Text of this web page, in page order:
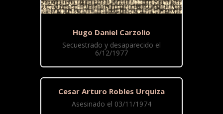
Hugo Daniel Carzolio
Secuestrado y desaparecido el
6/12/1977
Cesar Arturo Robles Urquiza
Asesinado el 03/11/1974